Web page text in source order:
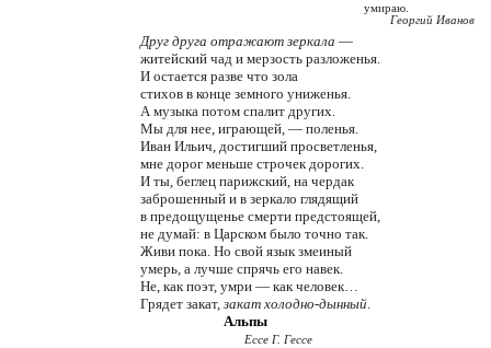
умираю.
Георгий Иванов
Друг друга отражают зеркала —
житейский чад и мерзость разложенья.
И остается разве что зола
стихов в конце земного униженья.
А музыка потом спалит других.
Мы для нее, играющей, — поленья.
Иван Ильич, достигший просветленья,
мне дорог меньше строчек дорогих.
И ты, беглец парижский, на чердак
заброшенный и в зеркало глядящий
в предощущенье смерти предстоящей,
не думай: в Царском было точно так.
Живи пока. Но свой язык змеиный
умерь, а лучше спрячь его навек.
Не, как поэт, умри — как человек…
Грядет закат,закат холодно-дынный.
Альпы
Ессе Г. Гессе